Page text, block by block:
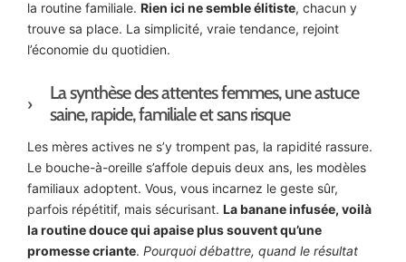
la routine familiale. Rien ici ne semble élitiste, chacun y
trouve sa place. La simplicité, vraie tendance, rejoint
l’économie du quotidien.
La synthèse des attentes femmes, une astuce
saine, rapide, familiale et sans risque
Les mères actives ne s’y trompent pas, la rapidité rassure.
Le bouche-à-oreille s’affole depuis deux ans, les modèles
familiaux adoptent. Vous, vous incarnez le geste sûr,
parfois répétitif, mais sécurisant. La banane infusée, voilà
la routine douce qui apaise plus souvent qu’une
promesse criante. Pourquoi débattre, quand le résultat